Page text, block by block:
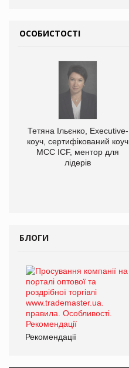
ОСОБИСТОСТІ
Тетяна Ільєнко, Executive-
коуч, сертифікований коуч
МСС ICF, ментор для
лідерів
БЛОГИ
Рекомендації